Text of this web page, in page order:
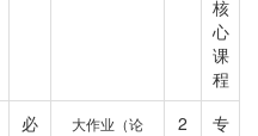
核
心
课
程
必
大作业（论
2
专